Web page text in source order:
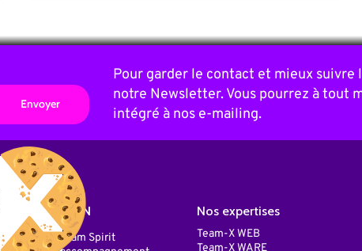
Pour garder le contact et mieux suivre
notre Newsletter. Vous pourrez à tout
intégré à nos e-mailing.
Notre ADN
Notre Team Spirit
Nos expertises
Team-X WEB
Team-X WARE